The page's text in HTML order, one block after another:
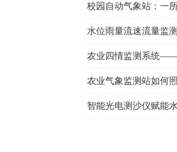
校园自动气象站：一
农业四情监测系统
农业气象监测站如何